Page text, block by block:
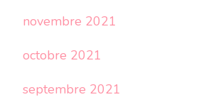
novembre 2021
octobre 2021
septembre 2021